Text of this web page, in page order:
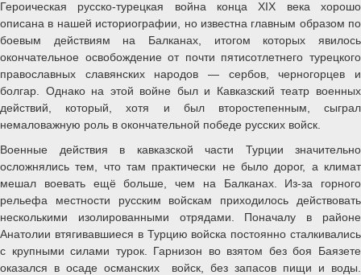
Героическая русско-турецкая война конца XIX века хорошо
описана в нашей историографии, но известна главным образом по
боевым действиям на Балканах, итогом которых явилось
окончательное освобождение от почти пятисотлетнего турецкого
православных славянских народов — сербов, черногорцев и
болгар. Однако на этой войне был и Кавказский театр военных
действий, который, хотя и был второстепенным, сыграл
немаловажную роль в окончательной победе русских войск.
Военные действия в кавказской части Турции значительно
осложнялись тем, что там практически не было дорог, а климат
мешал воевать ещё больше, чем на Балканах. Из-за горного
рельефа местности русским войскам приходилось действовать
несколькими изолированными отрядами. Поначалу в районе
Анатолии втягивавшиеся в Турцию войска постоянно сталкивались
с крупными силами турок. Гарнизон во взятом без боя Баязете
оказался в осаде османских войск, без запасов пищи и воды.